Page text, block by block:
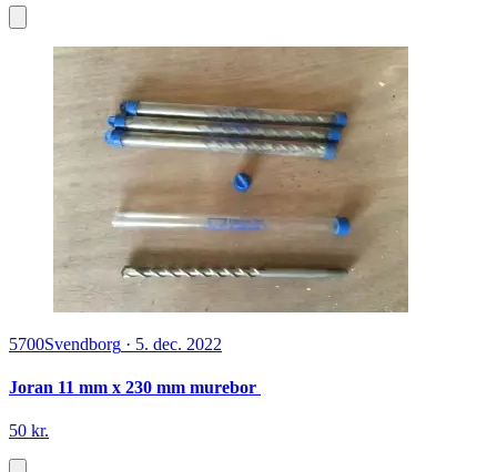
5700Svendborg · 5. dec. 2022
Joran 11 mm x 230 mm murebor
50 kr.